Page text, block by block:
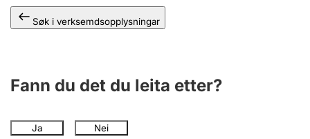
Søk i verksemdsopplysningar
Fann du det du leita etter?
Ja Nei